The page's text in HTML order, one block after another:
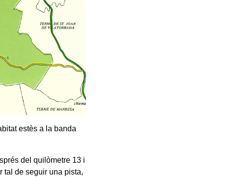
estès a la banda
del quilòmetre 13 i
tal de seguir una pista,